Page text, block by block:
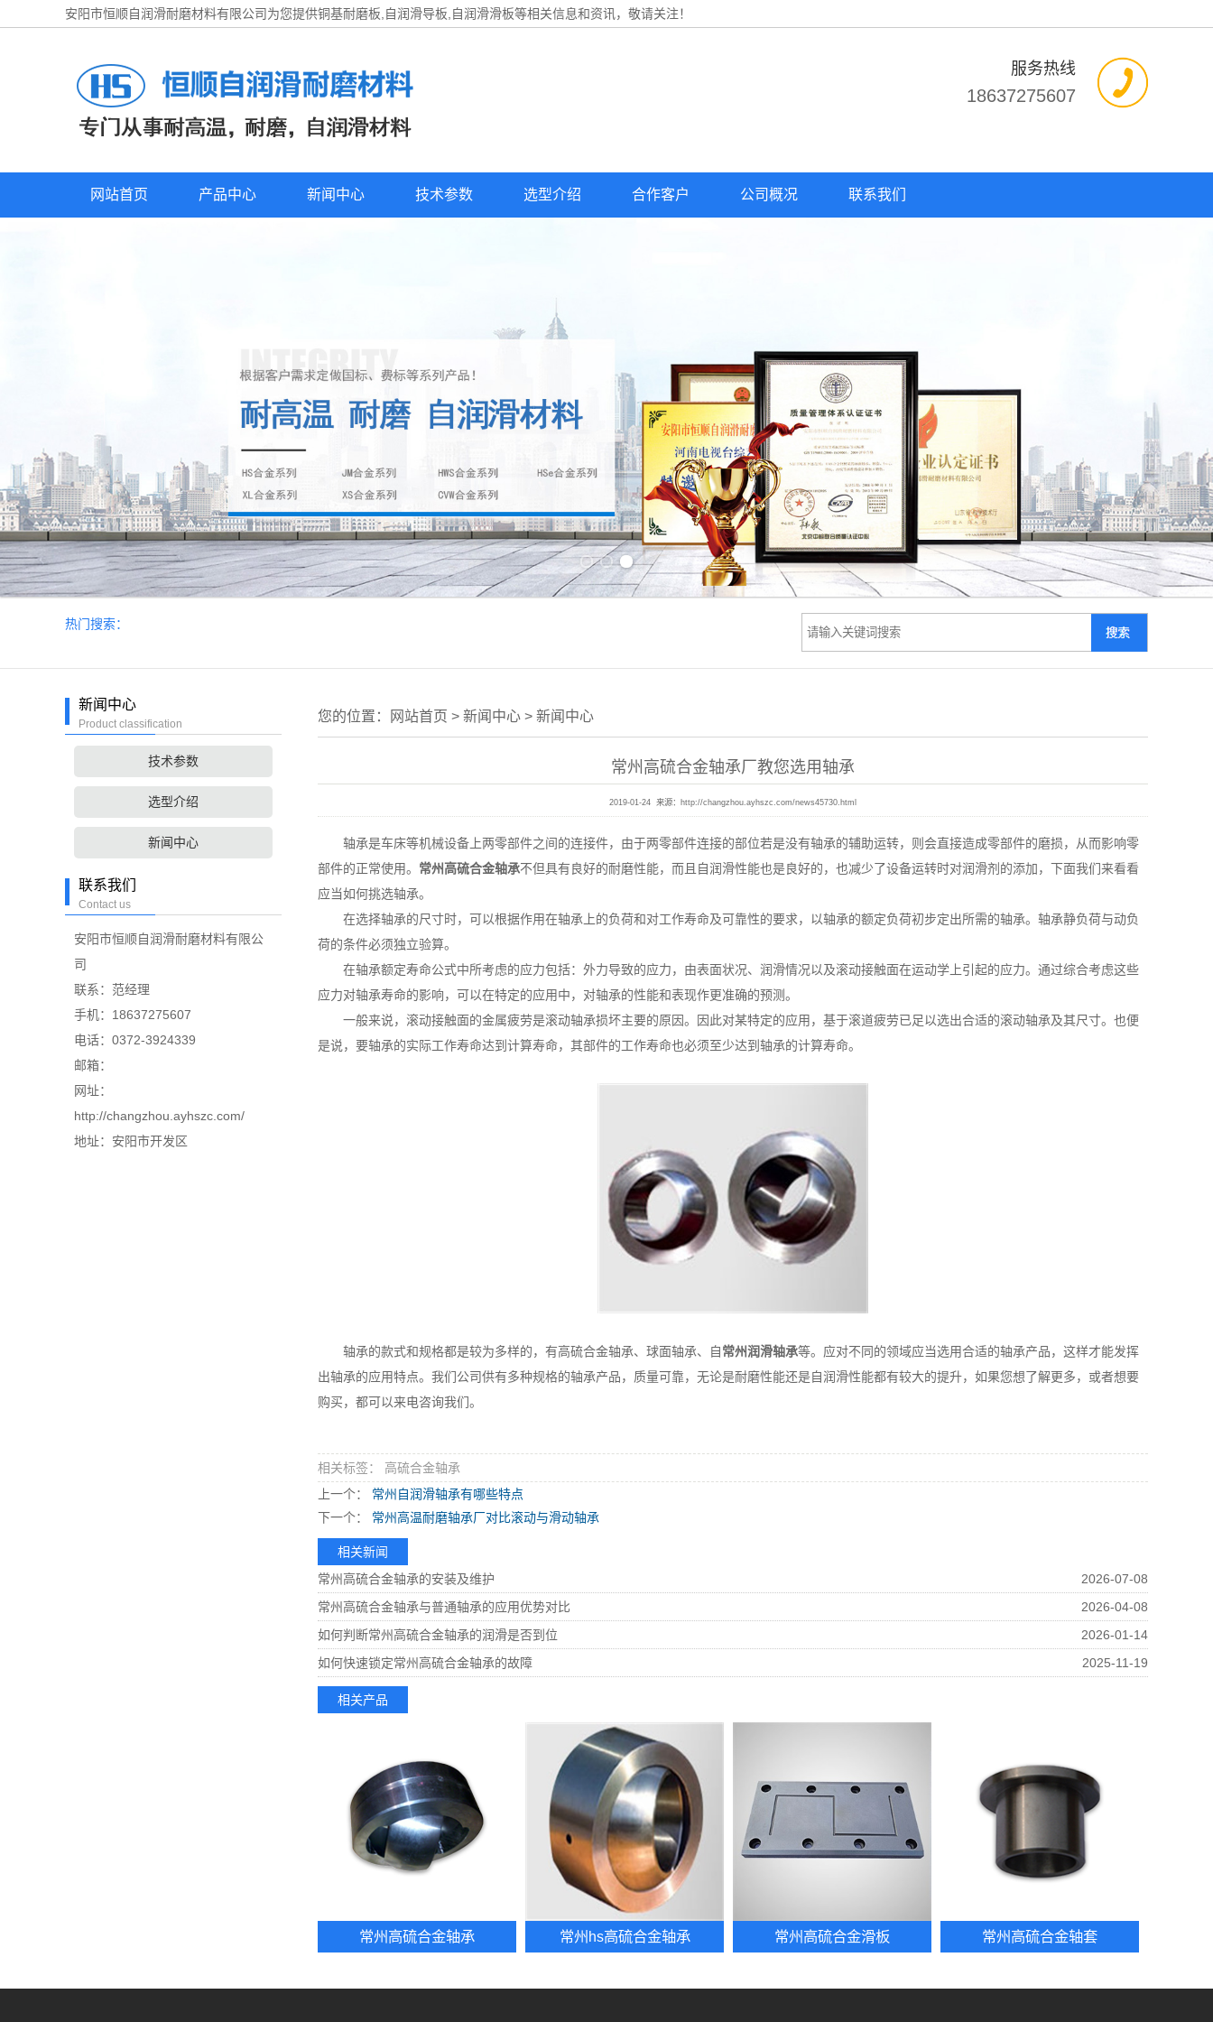
安阳市恒顺自润滑耐磨材料有限公司为您提供铜基耐磨板 ,自润滑导板,自润滑滑板等相关信息和资讯，敬请关注！
服务热线
18637275607
网站首页 产品中心 新闻中心 技术参数 选型介绍 合作客户 公司概况 联系我们
热门搜索：
新闻中心
Product classification
技术参数
选型介绍
新闻中心
联系我们
Contact us
安阳市恒顺自润滑耐磨材料有限公
司
联系：范经理
手机：18637275607
电话：0372-3924339
邮箱：
网址：
http://changzhou.ayhszc.com/
地址：安阳市开发区
您的位置： 网站首页 > 新闻中心 > 新闻中心
常州高硫合金轴承厂教您选用轴承
2019-01-24 来源： http://changzhou.ayhszc.com/news45730.html
轴承是车床等机械设备上两零部件之间的连接件，由于两零部件连接的部位若是没有轴承的辅助运转，则会直接造成零部件的磨损，从而影响零
部件的正常使用。 常州高硫合金轴承不但具有良好的耐磨性能，而且自润滑性能也是良好的，也减少了设备运转时对润滑剂的添加，下面我们来看看
应当如何挑选轴承。
在选择轴承的尺寸时，可以根据作用在轴承上的负荷和对工作寿命及可靠性的要求，以轴承的额定负荷初步定出所需的轴承。轴承静负荷与动负
荷的条件必须独立验算。
在轴承额定寿命公式中所考虑的应力包括：外力导致的应力，由表面状况、润滑情况以及滚动接触面在运动学上引起的应力。通过综合考虑这些
应力对轴承寿命的影响，可以在特定的应用中，对轴承的性能和表现作更准确的预测。
一般来说，滚动接触面的金属疲劳是滚动轴承损坏主要的原因。因此对某特定的应用，基于滚道疲劳已足以选出合适的滚动轴承及其尺寸。也便
是说，要轴承的实际工作寿命达到计算寿命，其部件的工作寿命也必须至少达到轴承的计算寿命。
轴承的款式和规格都是较为多样的，有高硫合金轴承、球面轴承、自常州润滑轴承等。应对不同的领域应当选用合适的轴承产品，这样才能发挥
出轴承的应用特点。我们公司供有多种规格的轴承产品，质量可靠，无论是耐磨性能还是自润滑性能都有较大的提升，如果您想了解更多，或者想要
购买，都可以来电咨询我们。
相关标签： 高硫合金轴承
上一个：
常州自润滑轴承有哪些特点
下一个：
常州高温耐磨轴承厂对比滚动与滑动轴承
相关新闻
常州高硫合金轴承的安装及维护
2026-07-08
常州高硫合金轴承与普通轴承的应用优势对比
2026-04-08
如何判断常州高硫合金轴承的润滑是否到位
2026-01-14
如何快速锁定常州高硫合金轴承的故障
2025-11-19
相关产品
常州高硫合金轴承 常州hs高硫合金轴承 常州高硫合金滑板 常州高硫合金轴套